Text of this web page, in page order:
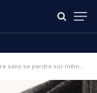
sans se perdre soi-même ?